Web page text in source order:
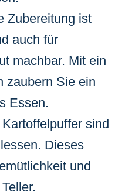
Zubereitung ist
auch für
machbar. Mit ein
zaubern Sie ein
Essen.
Kartoffelpuffer sind
Dieses
und